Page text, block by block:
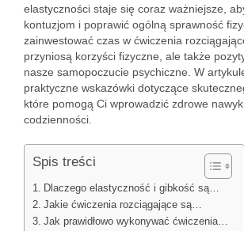
elastyczności staje się coraz ważniejsze,
kontuzjom i poprawić ogólną sprawność
zainwestować czas w ćwiczenia
przyniosą korzyści fizyczne, ale także
nasze samopoczucie psychiczne. W
praktyczne wskazówki dotyczące
które pomogą Ci wprowadzić zdrowe
codzienności.
Spis treści
Dlaczego elastyczność i gibkość są…
Jakie ćwiczenia rozciągające są…
Jak prawidłowo wykonywać ćwiczenia…